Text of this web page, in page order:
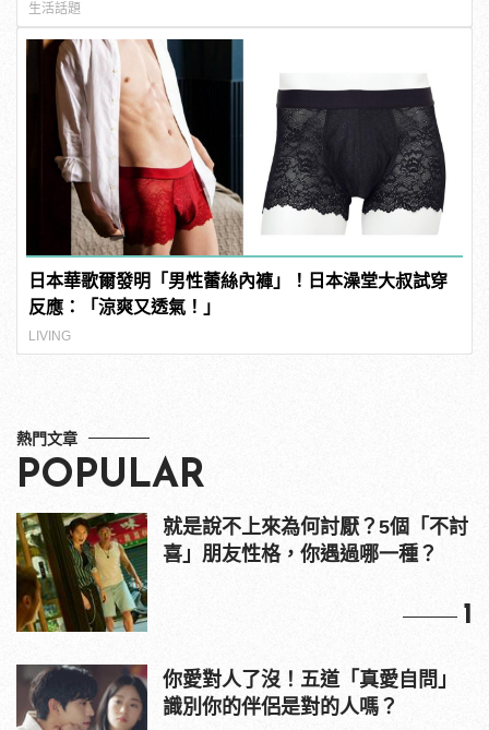
生活話題
日本華歌爾發明「男性蕾絲內褲」！日本澡堂大叔試穿
反應：「涼爽又透氣！」
LIVING
熱門文章
POPULAR
就是說不上來為何討厭？5個「不討
喜」朋友性格，你遇過哪一種？
1
你愛對人了沒！五道「真愛自問」
識別你的伴侶是對的人嗎？